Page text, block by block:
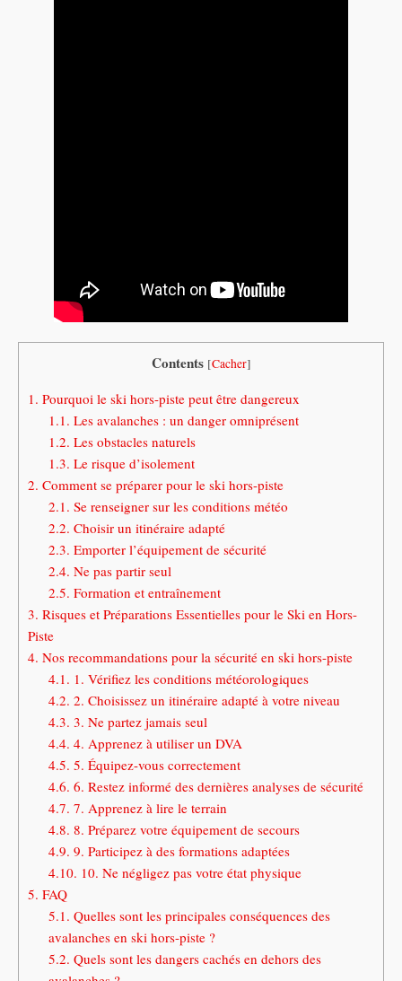
Contents [Cacher]
1. Pourquoi le ski hors-piste peut être dangereux
1.1. Les avalanches : un danger omniprésent
1.2. Les obstacles naturels
1.3. Le risque d’isolement
2. Comment se préparer pour le ski hors-piste
2.1. Se renseigner sur les conditions météo
2.2. Choisir un itinéraire adapté
2.3. Emporter l’équipement de sécurité
2.4. Ne pas partir seul
2.5. Formation et entraînement
3. Risques et Préparations Essentielles pour le Ski en Hors-
Piste
4. Nos recommandations pour la sécurité en ski hors-piste
4.1. 1. Vérifiez les conditions météorologiques
4.2. 2. Choisissez un itinéraire adapté à votre niveau
4.3. 3. Ne partez jamais seul
4.4. 4. Apprenez à utiliser un DVA
4.5. 5. Équipez-vous correctement
4.6. 6. Restez informé des dernières analyses de sécurité
4.7. 7. Apprenez à lire le terrain
4.8. 8. Préparez votre équipement de secours
4.9. 9. Participez à des formations adaptées
4.10. 10. Ne négligez pas votre état physique
5. FAQ
5.1. Quelles sont les principales conséquences des
avalanches en ski hors-piste ?
5.2. Quels sont les dangers cachés en dehors des